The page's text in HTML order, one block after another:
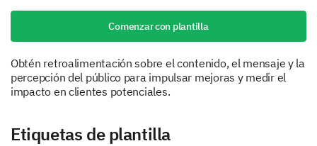
Comenzar con plantilla
Obtén retroalimentación sobre el contenido, el mensaje y la
percepción del público para impulsar mejoras y medir el
impacto en clientes potenciales.
Etiquetas de plantilla